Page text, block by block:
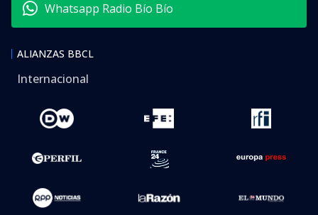
Whatsapp Radio Bío Bío
ALIANZAS BBCL
Internacional